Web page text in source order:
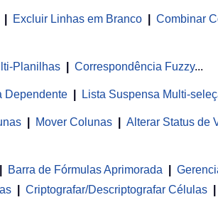
Excluir Linhas em Branco Combinar
Planilhas Correspondência Fuzzy...
Dependente Lista Suspensa Multi-
Mover Colunas Alterar Status de
Barra de Fórmulas Aprimorada
Criptografar/Descriptografar Células